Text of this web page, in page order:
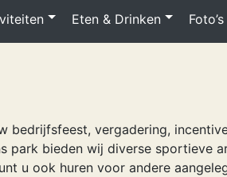
Eten & Drinken Foto’s
bedrijfsfeest, vergadering,
park bieden wij diverse sportieve
u ook huren voor andere